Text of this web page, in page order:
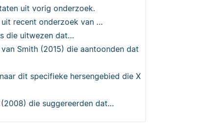
uit vorig onderzoek.
recent onderzoek van …
die uitwezen dat…
Smith (2015) die aantoonden dat
dit specifieke hersengebied die X
die suggereerden dat…